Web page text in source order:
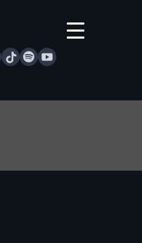
instagram
tiktokspotifyyoutube